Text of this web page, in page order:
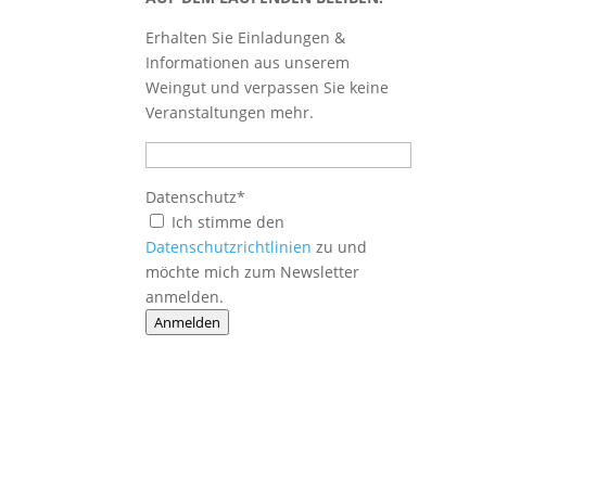
Erhalten Sie Einladungen &
Informationen aus unserem
Weingut und verpassen Sie keine
Veranstaltungen mehr.
Datenschutz*
Ich stimme den
Datenschutzrichtlinien zu und
möchte mich zum Newsletter
anmelden.
Anmelden